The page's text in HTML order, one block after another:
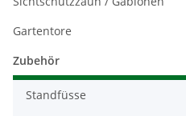
Gartentore
Zubehör
Standfüsse